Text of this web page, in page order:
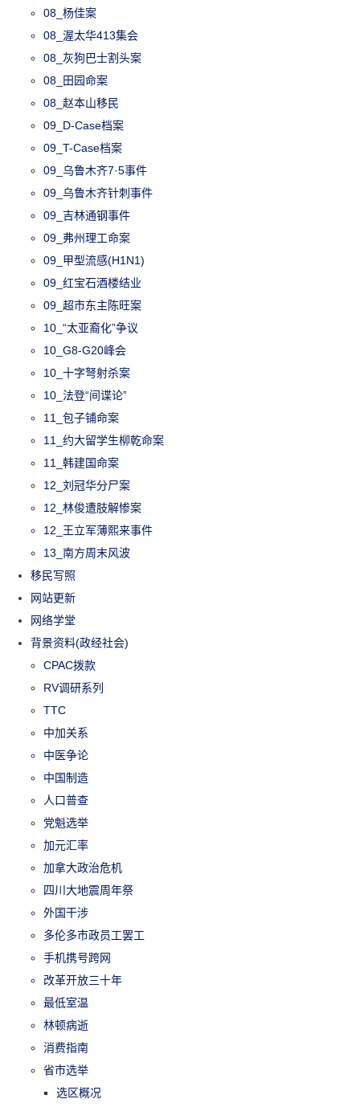
08_杨佳案
08_渥太华413集会
08_灰狗巴士割头案
08_田园命案
08_赵本山移民
09_D-Case档案
09_T-Case档案
09_乌鲁木齐7·5事件
09_乌鲁木齐针刺事件
09_吉林通钢事件
09_弗州理工命案
09_甲型流感(H1N1)
09_红宝石酒楼结业
09_超市东主陈旺案
10_“太亚裔化”争议
10_G8-G20峰会
10_十字弩射杀案
10_法登“间谍论”
11_包子铺命案
11_约大留学生柳乾命案
11_韩建国命案
12_刘冠华分尸案
12_林俊遭肢解惨案
12_王立军薄熙来事件
13_南方周末风波
移民写照
网站更新
网络学堂
背景资料(政经社会)
CPAC拨款
RV调研系列
TTC
中加关系
中医争论
中国制造
人口普查
党魁选举
加元汇率
加拿大政治危机
四川大地震周年祭
外国干涉
多伦多市政员工罢工
手机携号跨网
改革开放三十年
最低室温
林顿病逝
消费指南
省市选举
选区概况